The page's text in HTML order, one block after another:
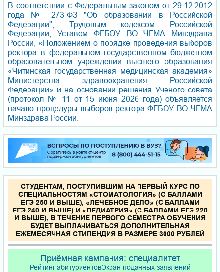
В соответствии с Федеральным законом от 29.12.2012
года № 273-ФЗ "Об образовании в Российской
Федерации", Трудовым кодексом Российской
Федерации, Уставом ФГБОУ ВО ЧГМА Минздрава
России, «Положением о порядке проведения выборов
ректора в федеральном государственном бюджетном
образовательном учреждении высшего образования
«Читинская государственная медицинская академия»
Министерства здравоохранения Российской
Федерации» и на основании решения Ученого совета
(протокол № 11 от 15 июня 2026 года) объявляется
начало процедуры выборов ректора ФГБОУ ВО ЧГМА
Минздрава России.
СТУДЕНТАМ, ПОСТУПИВШИМ НА ПЕРВЫЙ КУРС ПО
СПЕЦИАЛЬНОСТЯМ «СТОМАТОЛОГИЯ» (С БАЛЛАМИ
ЕГЭ 250 И ВЫШЕ), «ЛЕЧЕБНОЕ ДЕЛО» (С БАЛЛАМИ
ЕГЭ 240 И ВЫШЕ) И «ПЕДИАТРИЯ» (С БАЛЛАМИ ЕГЭ 220
И ВЫШЕ), В ТЕЧЕНИЕ ПЕРВОГО СЕМЕСТРА ОБУЧЕНИЯ
БУДЕТ ВЫПЛАЧИВАТЬСЯ ДОПОЛНИТЕЛЬНАЯ
ЕЖЕМЕСЯЧНАЯ СТИПЕНДИЯ В РАЗМЕРЕ 3000 РУБЛЕЙ
Приёмная кампания: специалитет
Рейтинг абитуриентовЭкран поданных заявлений